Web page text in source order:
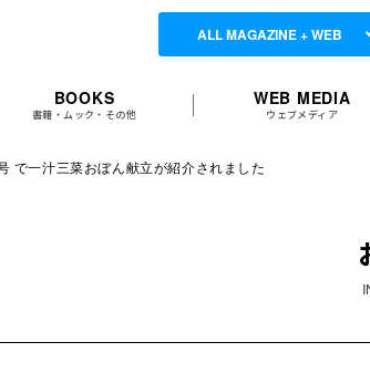
ALL MAGAZINE + WEB
BOOKS
書籍・ムック・その他
WEB MEDIA
ウェブメディア
で一汁三菜おぼん献立が紹介されました